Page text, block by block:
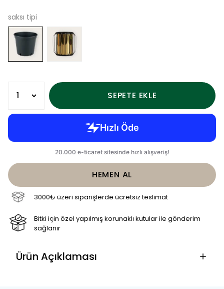
saksı tipi
SEPETE EKLE
HEMEN AL
3000₺ üzeri siparişlerde ücretsiz teslimat
Bitki için özel yapılmış korunaklı kutular ile gönderim
sağlanır
Ürün Açıklaması